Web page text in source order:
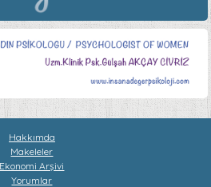
Hakkımda
Makeleler
Ekonomi Arşivi
Yorumlar